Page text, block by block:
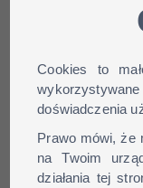
Cookies to
wykorzystywane
doświadczenia
Prawo mówi, że
na Twoim
działania tej